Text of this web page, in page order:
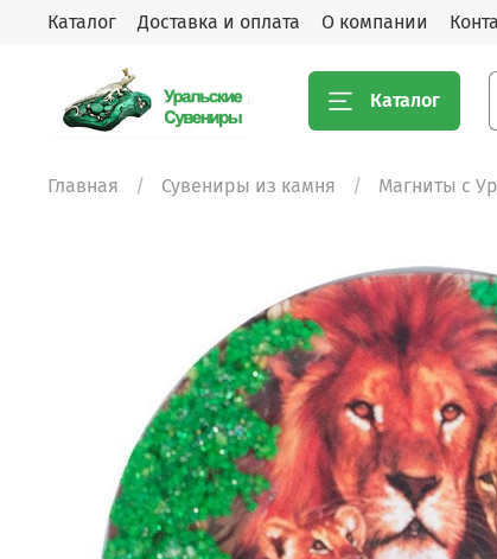
Каталог Доставка и оплата О компании
Каталог
Главная Сувениры из камня Магниты с